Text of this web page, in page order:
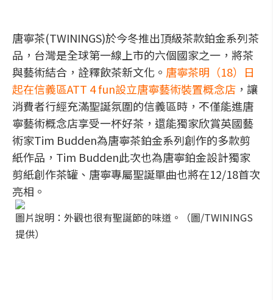
唐寧茶(TWININGS)於今冬推出頂級茶款鉑金系列茶
品，台灣是全球第一線上市的六個國家之一，將茶
與藝術結合，詮釋飲茶新文化。 唐寧茶明（18）日
起在信義區ATT 4 fun設立唐寧藝術裝置概念店 ，讓
消費者行經充滿聖誕氛圍的信義區時，不僅能進唐
寧藝術概念店享受一杯好茶，還能獨家欣賞英國藝
術家Tim Budden為唐寧茶鉑金系列創作的多款剪
紙作品，Tim Budden此次也為唐寧鉑金設計獨家
剪紙創作茶罐、唐寧專屬聖誕單曲也將在12/18首次
亮相。
圖片說明：外觀也很有聖誕節的味道。（圖/TWININGS
提供）